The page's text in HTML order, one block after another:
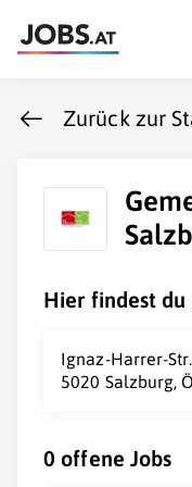
Zurück zur
Hier findest du
Ignaz-Harrer-
5020 Salzburg,
0 offene Jobs